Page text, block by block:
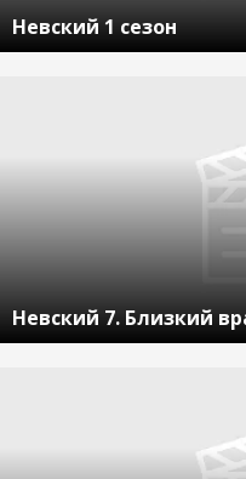
Невский 1 сезон
Невский 7. Близкий